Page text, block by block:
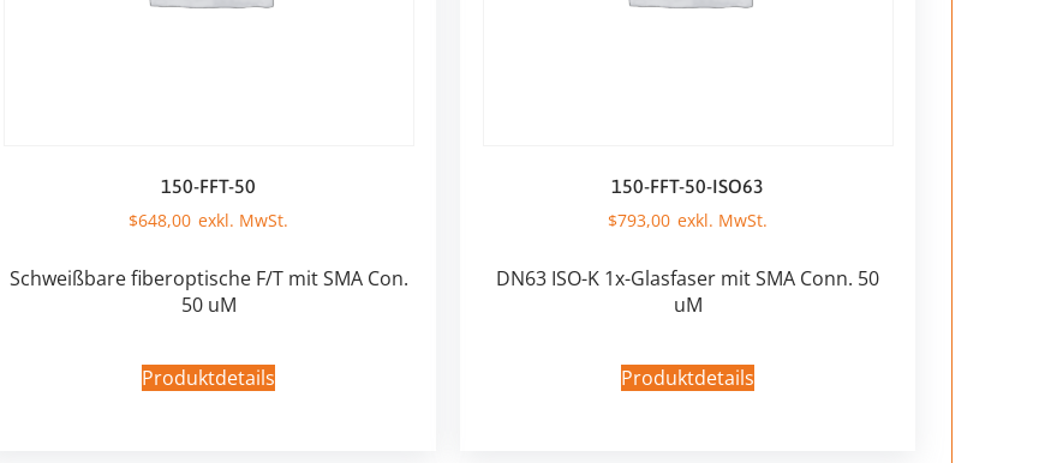
150-FFT-50
$648,00
Schweißbare fiberoptische F/T mit SMA Con.
50 uM
Produktdetails
150-FFT-50-ISO63
$793,00
DN63 ISO-K 1x-Glasfaser mit SMA Conn. 50
uM
Produktdetails